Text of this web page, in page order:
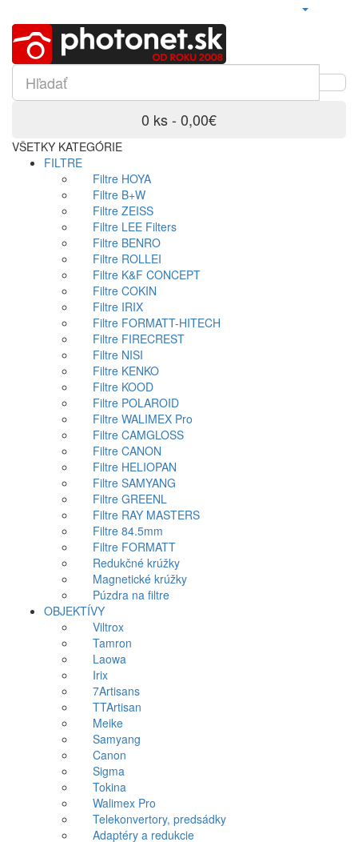
0 ks - 0,00€
VŠETKY KATEGÓRIE
FILTRE
Filtre HOYA
Filtre B+W
Filtre ZEISS
Filtre LEE Filters
Filtre BENRO
Filtre ROLLEI
Filtre K&F CONCEPT
Filtre COKIN
Filtre IRIX
Filtre FORMATT-HITECH
Filtre FIRECREST
Filtre NISI
Filtre KENKO
Filtre KOOD
Filtre POLAROID
Filtre WALIMEX Pro
Filtre CAMGLOSS
Filtre CANON
Filtre HELIOPAN
Filtre SAMYANG
Filtre GREENL
Filtre RAY MASTERS
Filtre 84.5mm
Filtre FORMATT
Redukčné krúžky
Magnetické krúžky
Púzdra na filtre
OBJEKTÍVY
Viltrox
Tamron
Laowa
Irix
7Artisans
TTArtisan
Meike
Samyang
Canon
Sigma
Tokina
Walimex Pro
Telekonvertory, predsádky
Adaptéry a redukcie